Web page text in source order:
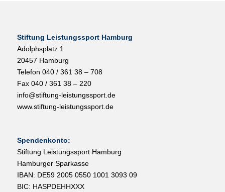
Stiftung Leistungssport Hamburg
Adolphsplatz 1
20457 Hamburg
Telefon 040 / 361 38 – 708
Fax 040 / 361 38 – 220
info@stiftung-leistungssport.de
www.stiftung-leistungssport.de
Spendenkonto:
Stiftung Leistungssport Hamburg
Hamburger Sparkasse
IBAN: DE59 2005 0550 1001 3093 09
BIC: HASPDEHHXXX